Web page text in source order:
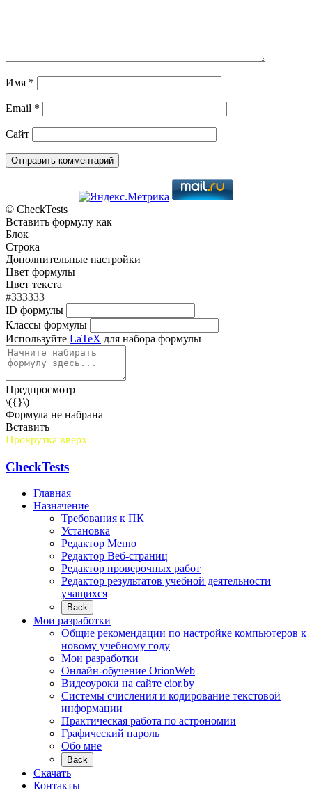
Имя *
Email *
Сайт
© CheckTests
Вставить формулу как
Блок
Строка
Дополнительные настройки
Цвет формулы
Цвет текста
#333333
ID формулы
Классы формулы
Используйте LaTeX для набора формулы
Предпросмотр
\({}\)
Формула не набрана
Вставить
Прокрутка вверх
CheckTests
Главная
Назначение
Требования к ПК
Установка
Редактор Меню
Редактор Веб-страниц
Редактор проверочных работ
Редактор результатов учебной деятельности
учащихся
Back
Мои разработки
Общие рекомендации по настройке компьютеров к
новому учебному году
Мои разработки
Онлайн-обучение OrionWeb
Видеоуроки на сайте eior.by
Системы счисления и кодирование текстовой
информации
Практическая работа по астрономии
Графический пароль
Обо мне
Back
Скачать
Контакты